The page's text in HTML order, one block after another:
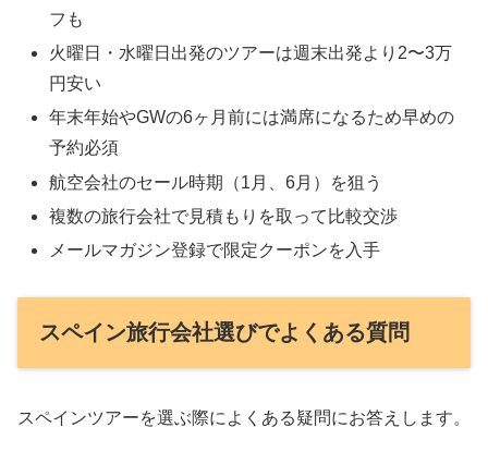
フも
火曜日・水曜日出発のツアーは週末出発より2〜3万
円安い
年末年始やGWの6ヶ月前には満席になるため早めの
予約必須
航空会社のセール時期（1月、6月）を狙う
複数の旅行会社で見積もりを取って比較交渉
メールマガジン登録で限定クーポンを入手
スペイン旅行会社選びでよくある質問
スペインツアーを選ぶ際によくある疑問にお答えします。